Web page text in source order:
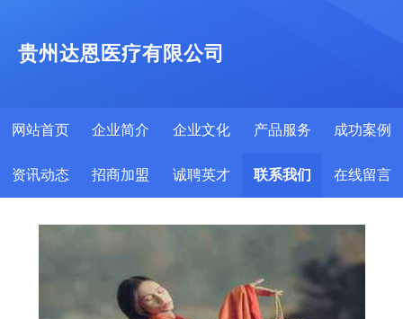
贵州达恩医疗有限公司
网站首页 企业简介 企业文化 产品服务 成功案例
资讯动态 招商加盟 诚聘英才 联系我们 在线留言